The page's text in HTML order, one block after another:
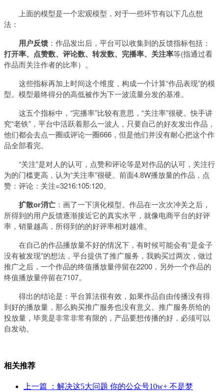
上面的模型是一个宏观模型，对于一些环节有以下几点想
法：
用户反馈 ：作品发出后，平台可以收集到的反馈指标包括：
打开率、点赞数、评论数、转发数、完播率、关注率等(指通过看
作品而关注作者的比率）。
这些指标再加上时间这个维度，构成一个计算“作品表现”的模
型。模型最终得分的高低被作为下一波流量分发的基准。
这五个指标中，“完播率”比较有意思，“关注率”很硬。快手讲
究“老铁”，平台中活跃着那么一波人，只要自己的好友发出作品，
他们都会去点一圈或评论一圈666，但是他们并没有耐心把这个作
品全部看完。
“关注”是对人的认可，点赞和评论等是对作品的认可，关注行
为的门槛更高，认为“关注率”很硬。前面4.8W播放量的作品，点
赞：评论：关注=3216:105:120。
扩散or消亡 ：画了一下演化模型。作品在一次次冲关之后，
所得到的用户反馈逐渐接近它的真实水平，就像电商平台的好评
率，销量越高，所得到的的好评率相对越准。
在自己的作品播放量不好的情况下，有时候可能会有“是金子
没有被发现”的想法，平台提供了推广服务，我购买过两次，做过
推广之后，一个作品的终值播放量停留在2200，另外一个作品的
终值播放量停留在7107。
得出的结论是：平台算法很有效，如果作品自由传播没有得
到好的播放量，那么购买推广服务也没有意义。推广服务所给的
投放量，毕竟是非常非常有限的，产品要想传播的好，必须可以
自发动。
相关推荐
上一篇
：解决这5大问题 你的公众号10w+ 不是梦